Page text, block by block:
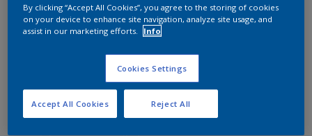
Exotic Mandarin
2.5 L
By clicking “Accept All Cookies”, you agree to the storing of cookies
on your device to enhance site navigation, analyze site usage, and
assist in our marketing efforts.
Info
Cookies Settings
Reject All
Accept All Cookies